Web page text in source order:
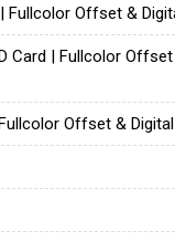
Fullcolor Offset &
Card | Fullcolor
Offset &